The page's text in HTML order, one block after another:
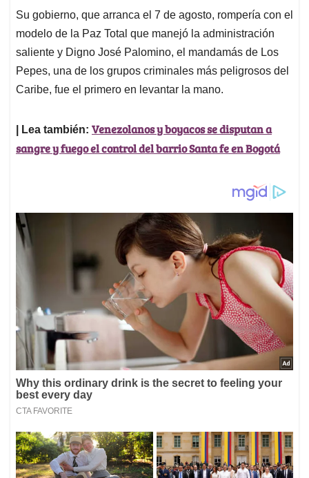
Su gobierno, que arranca el 7 de agosto, rompería con el
modelo de la Paz Total que manejó la administración
saliente y Digno José Palomino, el mandamás de Los
Pepes, una de los grupos criminales más peligrosos del
Caribe, fue el primero en levantar la mano.
| Lea también: Venezolanos y boyacos se disputan a
sangre y fuego el control del barrio Santa fe en Bogotá